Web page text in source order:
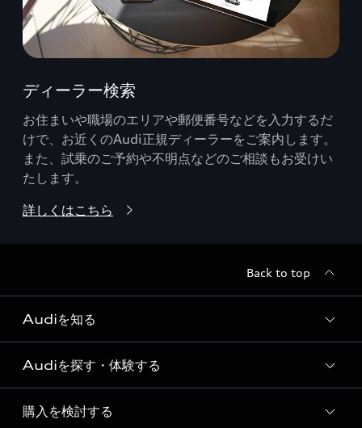
ディーラー検索
お住まいや職場のエリアや郵便番号などを入力するだ
けで、お近くのAudi正規ディーラーをご案内します。
また、試乗のご予約や不明点などのご相談もお受けい
たします。
詳しくはこちら
Back to top
Audiを知る
Audi ブランド
Story of Progress
Audiを探す・体験する
ディーラー検索
購入を検討する